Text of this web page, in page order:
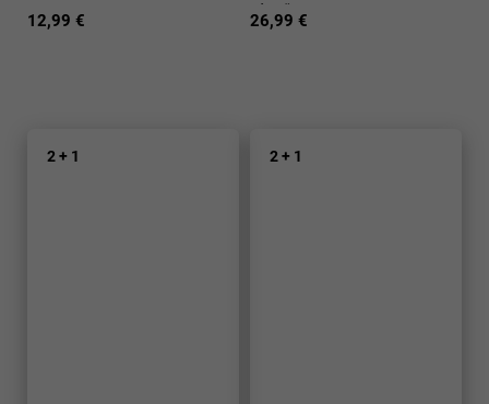
12,99 €
výstužou
26,99 €
2 + 1 2 + 1